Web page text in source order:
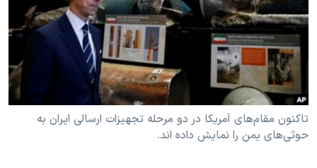
فرهنگ و زندگی
حقوق شهروندی
اقتصادی
علم و فناوری
اسرائیل در جنگ
گالری عکس
مستندها
انتخابات ریاست جمهوری آمریکا ۲۰۲۴
حمله جمهوری اسلامی به اسرائیل
رمز مهسا
ورزش زنان در ایران
اعتراضات زن، زندگی، آزادی
دنبال کنید
زبانهای مختلف
تاکنون مقام‌های آمریکا در دو مرحله تجهیزات ارسالی ایران به
حوثی‌های یمن را نمایش داده اند.